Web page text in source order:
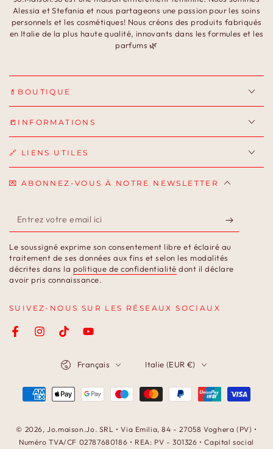
Alessia et Stefania et nous partageons une passion pour les soins
personnels et les cosmétiques! Nous créons des produits fabriqués
en Italie de la plus haute qualité, innovants dans les formules et les
parfums 🌿
💄BOUTIQUE
📒INFORMATIONS
🔗 LIENS UTILES
💌 ABONNEZ-VOUS À NOTRE NEWSLETTER
Entrez
votre
email
ici
Le soussigné exprime son consentement libre et éclairé au
traitement de ses données aux fins et selon les modalités
décrites dans la politique de confidentialité dont il déclare
avoir pris connaissance.
SUIVEZ-NOUS SUR LES RÉSEAUX SOCIAUX
FacebookInstagramTikTokYouTube
© 2026,Jo.maison.Jo. SRL • Via Emilia, 84 - 27058 Voghera (PV) •
Numéro TVA/CF 02787680186 • REA: PV - 301326 • Capital social
Français Italie (EUR €)
Modes
paiement